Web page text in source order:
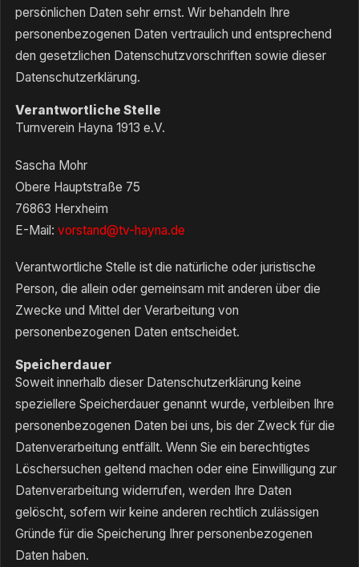
persönlichen Daten sehr ernst. Wir behandeln Ihre
personenbezogenen Daten vertraulich und entsprechend
den gesetzlichen Datenschutzvorschriften sowie dieser
Datenschutzerklärung.
Verantwortliche Stelle
Turnverein Hayna 1913 e.V.
Sascha Mohr
Obere Hauptstraße 75
76863 Herxheim
E-Mail: vorstand@tv-hayna.de
Verantwortliche Stelle ist die natürliche oder juristische
Person, die allein oder gemeinsam mit anderen über die
Zwecke und Mittel der Verarbeitung von
personenbezogenen Daten entscheidet.
Speicherdauer
Soweit innerhalb dieser Datenschutzerklärung keine
speziellere Speicherdauer genannt wurde, verbleiben Ihre
personenbezogenen Daten bei uns, bis der Zweck für die
Datenverarbeitung entfällt. Wenn Sie ein berechtigtes
Löschersuchen geltend machen oder eine Einwilligung zur
Datenverarbeitung widerrufen, werden Ihre Daten
gelöscht, sofern wir keine anderen rechtlich zulässigen
Gründe für die Speicherung Ihrer personenbezogenen
Daten haben.